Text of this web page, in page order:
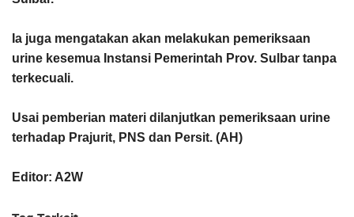
Ia juga mengatakan akan melakukan pemeriksaan
urine kesemua Instansi Pemerintah Prov. Sulbar tanpa
terkecuali.
Usai pemberian materi dilanjutkan pemeriksaan urine
terhadap Prajurit, PNS dan Persit. (AH)
Editor: A2W